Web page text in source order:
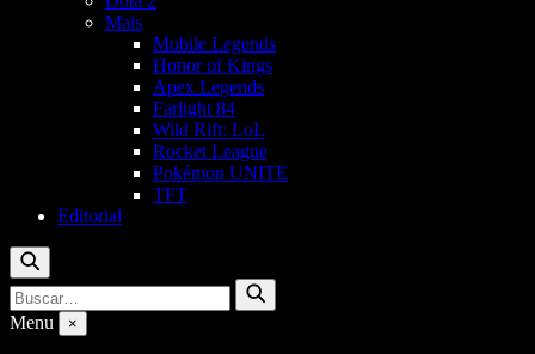
Mais
Mobile Legends
Honor of Kings
Apex Legends
Farlight 84
Wild Rift: LoL
Rocket League
Pokémon UNITE
TFT
Editorial
Buscar
Buscar
por:
Buscar
Menu ×